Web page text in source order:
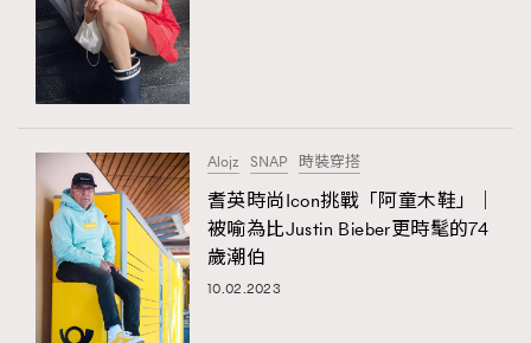
AFrenchMind
DressLikeAParisienne
EmpowerF
FashionWeek FigaroAesthetic
Alojz SNAP 時裝穿搭
耆英時尚Icon挑戰「阿童木鞋」｜
被喻為比Justin Bieber更時髦的74
歲潮伯
10.02.2023